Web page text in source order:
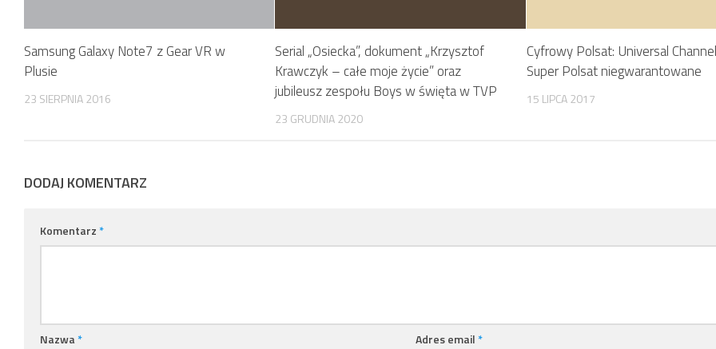
Samsung Galaxy Note7 z Gear VR w
Plusie
23 SIERPNIA 2016
Serial „Osiecka”, dokument „Krzysztof
Krawczyk – całe moje życie” oraz
jubileusz zespołu Boys w święta w TVP
23 GRUDNIA 2020
Cyfrowy Polsat: Universal
Super Polsat niegwarantowane
15 LIPCA 2017
DODAJ KOMENTARZ
Komentarz*
Nazwa* Adres email*